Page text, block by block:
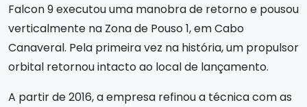
Falcon 9 executou uma manobra de retorno e pousou
verticalmente na Zona de Pouso 1, em Cabo
Canaveral. Pela primeira vez na história, um propulsor
orbital retornou intacto ao local de lançamento.
A partir de 2016, a empresa refinou a técnica com as